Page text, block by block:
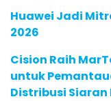
Huawei Jadi
2026
Cision Raih
untuk
Distribusi Siaran